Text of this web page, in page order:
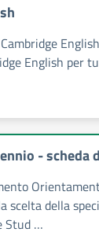
English per
- scheda
scelta della
Stud …